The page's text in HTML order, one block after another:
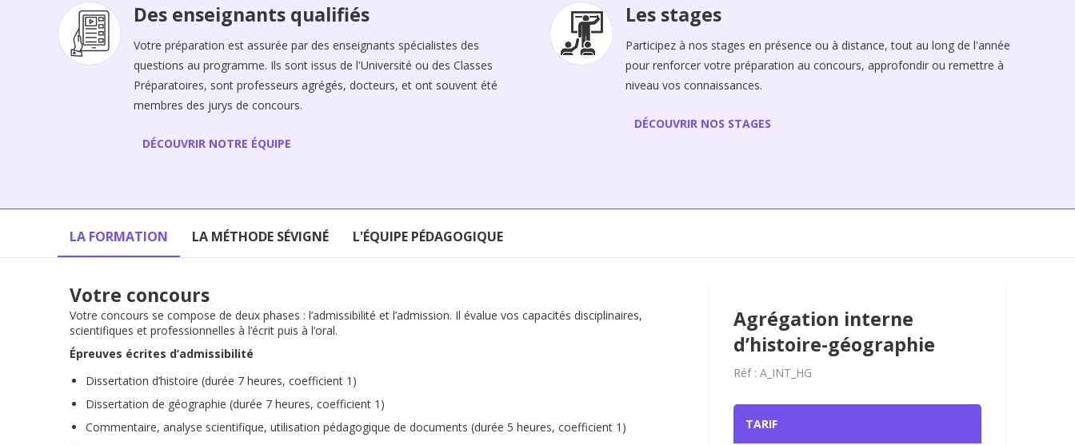
Des enseignants qualifiés
Votre préparation est assurée par des enseignants spécialistes des
questions au programme. Ils sont issus de l'Université ou des Classes
Préparatoires, sont professeurs agrégés, docteurs, et ont souvent été
membres des jurys de concours.
DÉCOUVRIR NOTRE ÉQUIPE
Les stages
Participez à nos stages en présence ou à distance, tout au long de l'année
pour renforcer votre préparation au concours, approfondir ou remettre à
niveau vos connaissances.
DÉCOUVRIR NOS STAGES
LA FORMATION LA MÉTHODE SÉVIGNÉ L'ÉQUIPE PÉDAGOGIQUE
Votre concours
Votre concours se compose de deux phases : l’admissibilité et l’admission. Il évalue vos capacités disciplinaires,
scientifiques et professionnelles à l’écrit puis à l’oral.
Épreuves écrites d’admissibilité
Dissertation d’histoire (durée 7 heures, coefficient 1)
Dissertation de géographie (durée 7 heures, coefficient 1)
Commentaire, analyse scientifique, utilisation pédagogique de documents (durée 5 heures, coefficient 1)
Agrégation interne
d’histoire-géographie
Réf : A_INT_HG
TARIF